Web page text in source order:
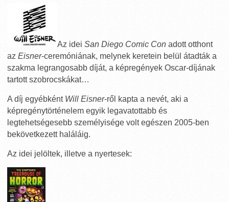
Az idei San Diego Comic Con adott otthont
az Eisner-ceremóniának, melynek keretein belül átadták a
szakma legrangosabb díját, a képregények Oscar-díjának
tartott szobrocskákat…
A díj egyébként Will Eisner-ről kapta a nevét, aki a
képregénytörténelem egyik legavatottabb és
legtehetségesebb személyisége volt egészen 2005-ben
bekövetkezett haláláig.
Az idei jelöltek, illetve a nyertesek: